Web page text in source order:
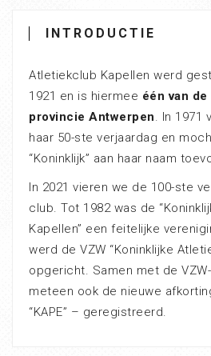
INTRODUCTIE
Atletiekclub Kapellen werd
1921 en is hiermee één van
provincie Antwerpen. In 1971
haar 50-ste verjaardag en
“Koninklijk” aan haar naam
In 2021 vieren we de 100-ste
club. Tot 1982 was de
Kapellen” een feitelijke
werd de VZW “Koninklijke
opgericht. Samen met de
meteen ook de nieuwe
“KAPE” – geregistreerd.